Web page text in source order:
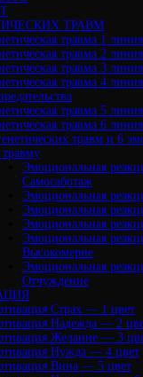
ТРАВМ
травма 1
травма 2
травма 3
травма 4
травма 5
травма 6
травм и 6
травму
Эмоциональная
Самосаботаж
Эмоциональная
Эмоциональная
Эмоциональная
Эмоциональная
Высокомерие
Эмоциональная
Отчуждение
Страх — 1 цвет
Надежда — 2
Желание — 3
Нужда — 4 цвет
Вина — 5 цвет